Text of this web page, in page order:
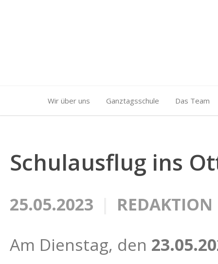
Wir über uns Ganztagsschule Das Team
Schulausflug ins
25.05.2023
Am Dienstag, den